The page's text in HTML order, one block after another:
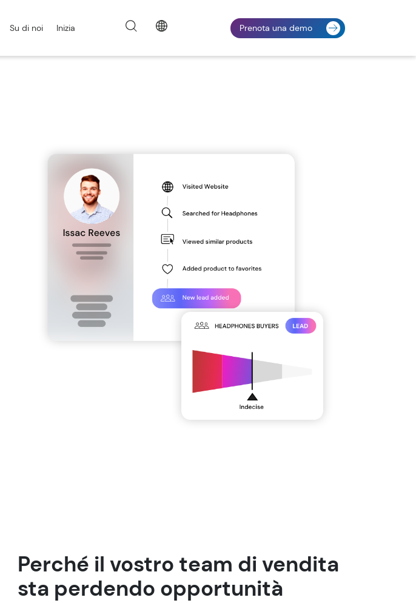
Su di noi Inizia Prenota una demo
Perché il vostro team di vendita
sta perdendo opportunità